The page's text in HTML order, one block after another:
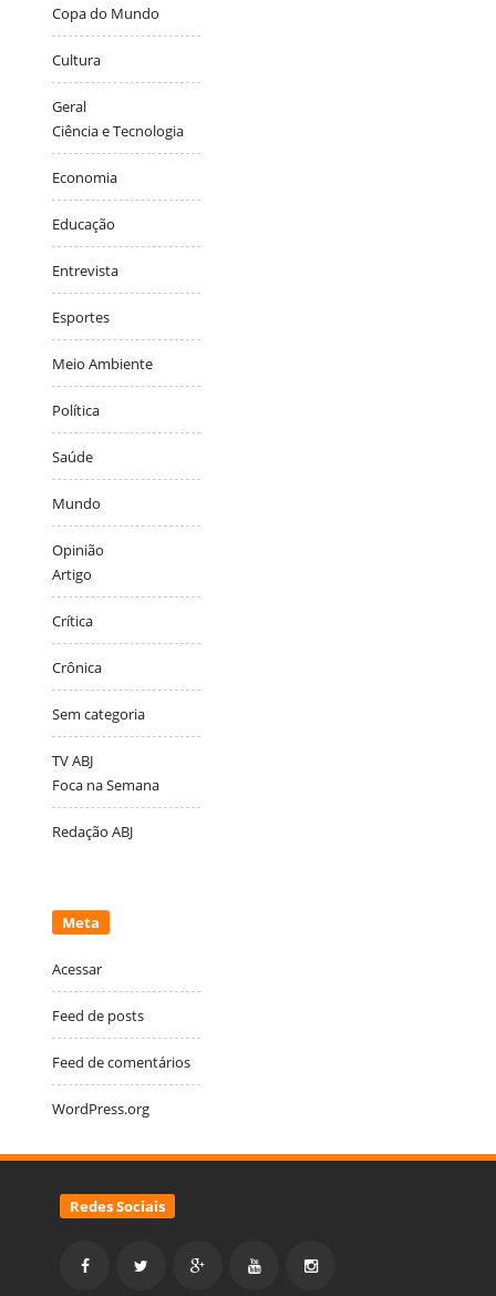
Copa do Mundo
Cultura
Geral
Ciência e Tecnologia
Economia
Educação
Entrevista
Esportes
Meio Ambiente
Política
Saúde
Mundo
Opinião
Artigo
Crítica
Crônica
Sem categoria
TV ABJ
Foca na Semana
Redação ABJ
Meta
Acessar
Feed de posts
Feed de comentários
WordPress.org
Redes Sociais